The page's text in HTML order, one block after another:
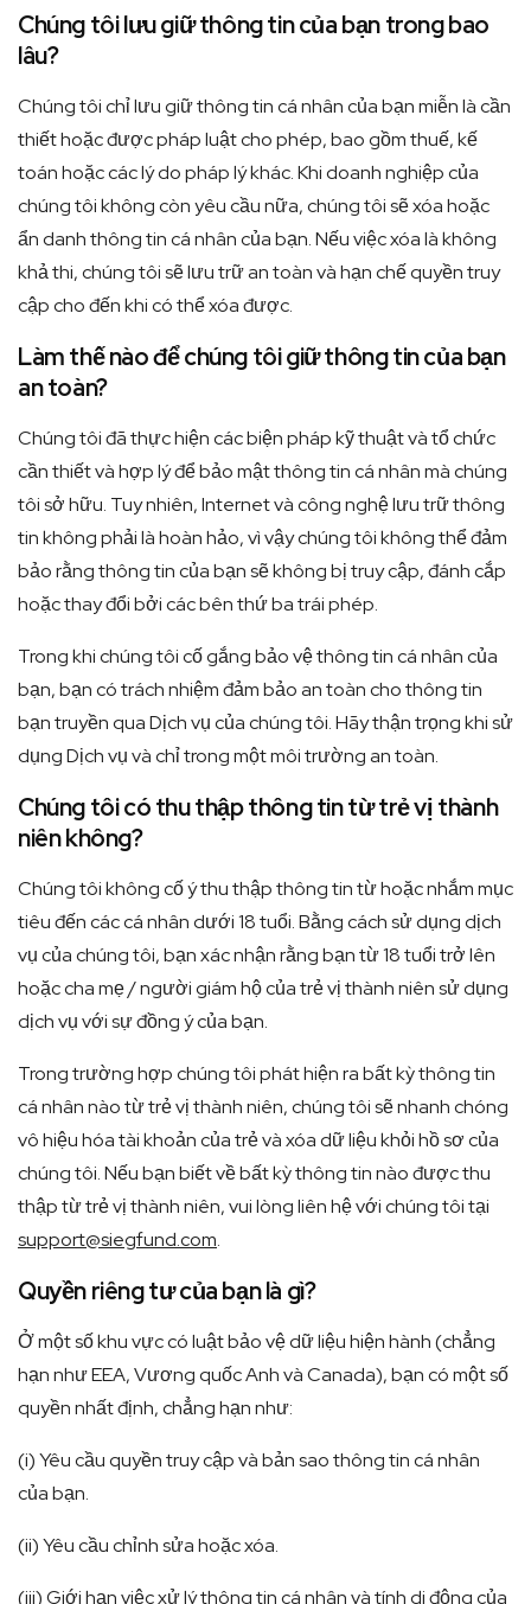
Chúng tôi lưu giữ thông tin của bạn trong bao
lâu?
Chúng tôi chỉ lưu giữ thông tin cá nhân của bạn miễn là cần
thiết hoặc được pháp luật cho phép, bao gồm thuế, kế
toán hoặc các lý do pháp lý khác. Khi doanh nghiệp của
chúng tôi không còn yêu cầu nữa, chúng tôi sẽ xóa hoặc
ẩn danh thông tin cá nhân của bạn. Nếu việc xóa là không
khả thi, chúng tôi sẽ lưu trữ an toàn và hạn chế quyền truy
cập cho đến khi có thể xóa được.
Làm thế nào để chúng tôi giữ thông tin của bạn
an toàn?
Chúng tôi đã thực hiện các biện pháp kỹ thuật và tổ chức
cần thiết và hợp lý để bảo mật thông tin cá nhân mà chúng
tôi sở hữu. Tuy nhiên, Internet và công nghệ lưu trữ thông
tin không phải là hoàn hảo, vì vậy chúng tôi không thể đảm
bảo rằng thông tin của bạn sẽ không bị truy cập, đánh cắp
hoặc thay đổi bởi các bên thứ ba trái phép.
Trong khi chúng tôi cố gắng bảo vệ thông tin cá nhân của
bạn, bạn có trách nhiệm đảm bảo an toàn cho thông tin
bạn truyền qua Dịch vụ của chúng tôi. Hãy thận trọng khi sử
dụng Dịch vụ và chỉ trong một môi trường an toàn.
Chúng tôi có thu thập thông tin từ trẻ vị thành
niên không?
Chúng tôi không cố ý thu thập thông tin từ hoặc nhắm mục
tiêu đến các cá nhân dưới 18 tuổi. Bằng cách sử dụng dịch
vụ của chúng tôi, bạn xác nhận rằng bạn từ 18 tuổi trở lên
hoặc cha mẹ / người giám hộ của trẻ vị thành niên sử dụng
dịch vụ với sự đồng ý của bạn.
Trong trường hợp chúng tôi phát hiện ra bất kỳ thông tin
cá nhân nào từ trẻ vị thành niên, chúng tôi sẽ nhanh chóng
vô hiệu hóa tài khoản của trẻ và xóa dữ liệu khỏi hồ sơ của
chúng tôi. Nếu bạn biết về bất kỳ thông tin nào được thu
thập từ trẻ vị thành niên, vui lòng liên hệ với chúng tôi tại
support@siegfund.com.
Quyền riêng tư của bạn là gì?
Ở một số khu vực có luật bảo vệ dữ liệu hiện hành (chẳng
hạn như EEA, Vương quốc Anh và Canada), bạn có một số
quyền nhất định, chẳng hạn như:
(i) Yêu cầu quyền truy cập và bản sao thông tin cá nhân
của bạn.
(ii) Yêu cầu chỉnh sửa hoặc xóa.
(iii) Giới hạn việc xử lý thông tin cá nhân và tính di động của